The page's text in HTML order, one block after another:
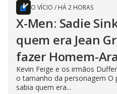
O VÍCIO / HÁ 2 HORAS
X-Men: Sadie
quem era Jean
fazer Homem-
Kevin Feige e os irmãos
o tamanho da personagem O
sabia quem era...